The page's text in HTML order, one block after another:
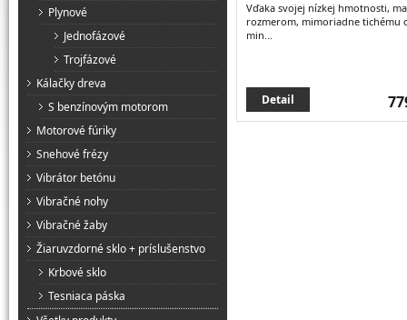
Plynové
Jednofázové
Trojfázové
Kálačky dreva
S benzínovým motorom
Motorové fúriky
Snehové frézy
Vibrátor betónu
Vibračné nohy
Vibračné žaby
Žiaruvzdorné sklo + príslušenstvo
Krbové sklo
Tesniaca páska
Vďaka svojej nízkej hmotnosti,
rozmerom, mimoriadne tichému
min...
Detail